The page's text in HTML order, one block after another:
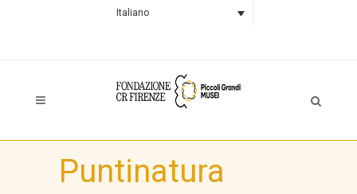
Italiano
Puntinatura